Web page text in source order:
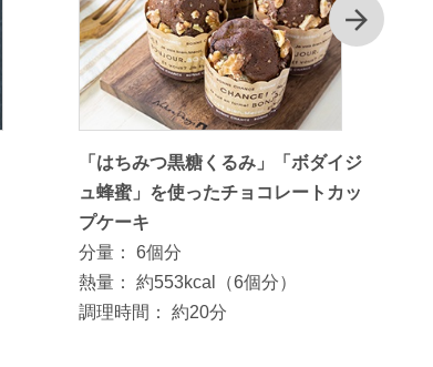
「はちみつ黒糖くるみ」「ボダイジ
ュ蜂蜜」を使ったチョコレートカッ
プケーキ
分量：
6個分
熱量：
約553kcal（6個分）
調理時間：
約20分
次